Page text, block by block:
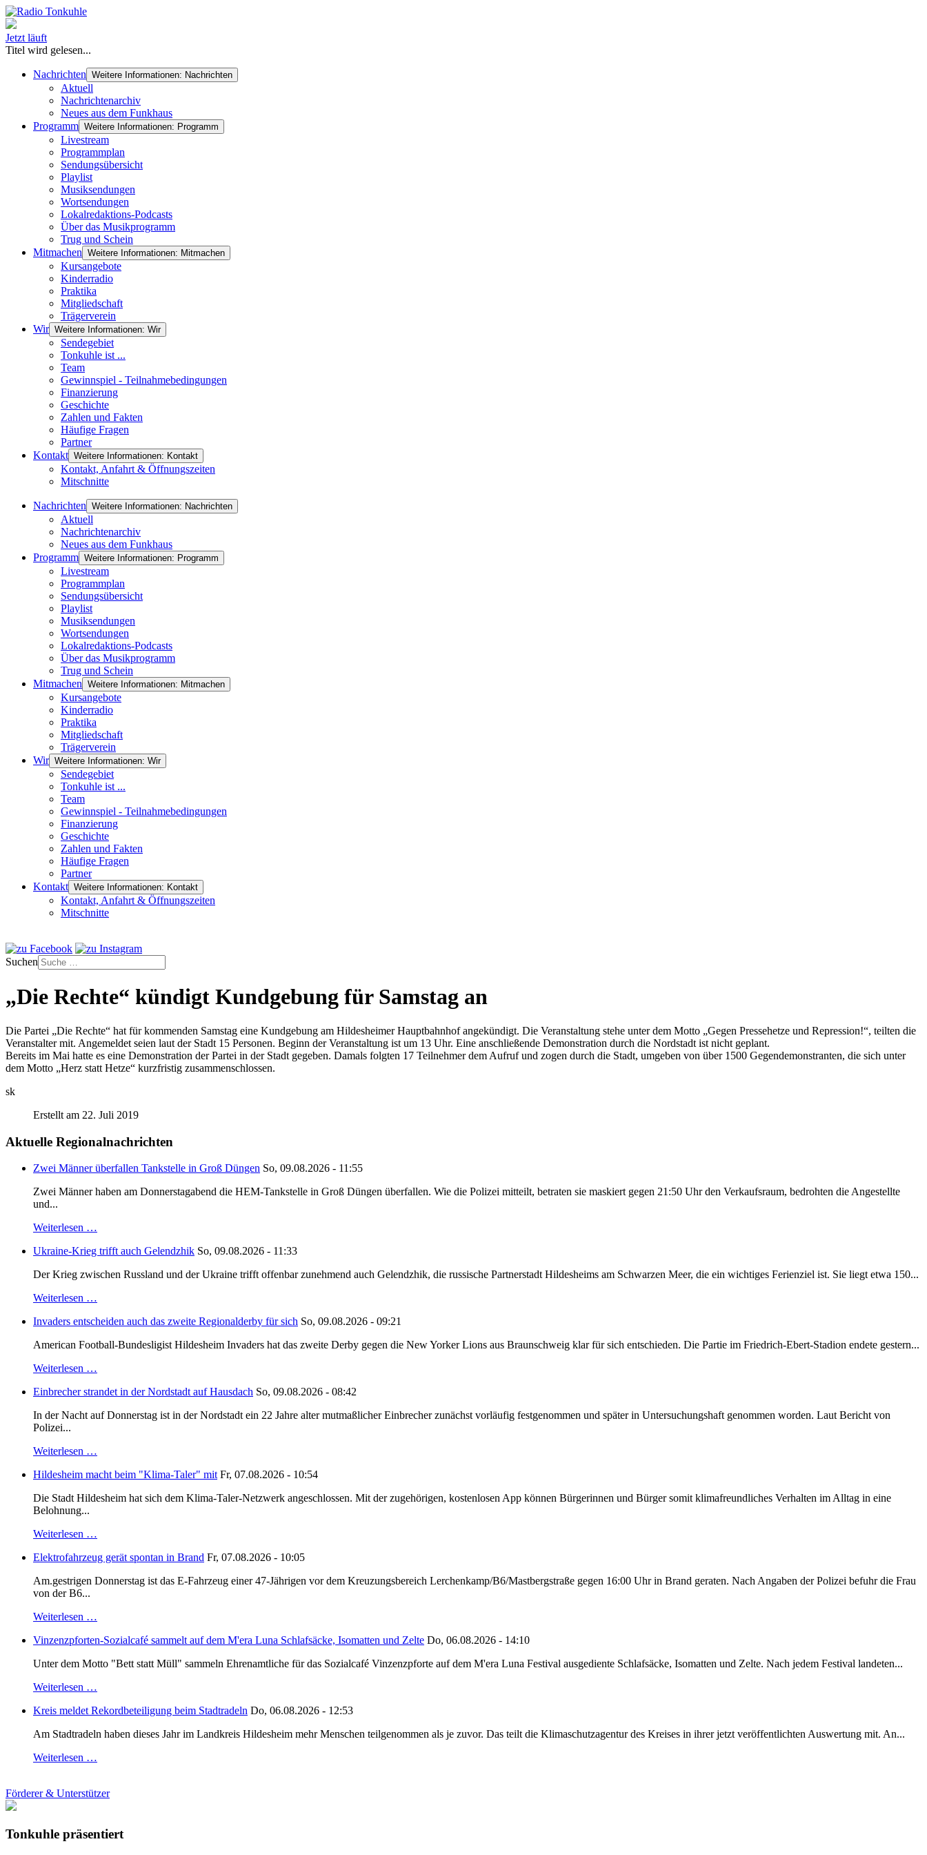
Jetzt läuft
Titel wird gelesen...
Nachrichten Weitere Informationen: Nachrichten
Aktuell
Nachrichtenarchiv
Neues aus dem Funkhaus
Programm Weitere Informationen: Programm
Livestream
Programmplan
Sendungsübersicht
Playlist
Musiksendungen
Wortsendungen
Lokalredaktions-Podcasts
Über das Musikprogramm
Trug und Schein
Mitmachen Weitere Informationen: Mitmachen
Kursangebote
Kinderradio
Praktika
Mitgliedschaft
Trägerverein
Wir Weitere Informationen: Wir
Sendegebiet
Tonkuhle ist ...
Team
Gewinnspiel - Teilnahmebedingungen
Finanzierung
Geschichte
Zahlen und Fakten
Häufige Fragen
Partner
Kontakt Weitere Informationen: Kontakt
Kontakt, Anfahrt & Öffnungszeiten
Mitschnitte
Nachrichten Weitere Informationen: Nachrichten
Aktuell
Nachrichtenarchiv
Neues aus dem Funkhaus
Programm Weitere Informationen: Programm
Livestream
Programmplan
Sendungsübersicht
Playlist
Musiksendungen
Wortsendungen
Lokalredaktions-Podcasts
Über das Musikprogramm
Trug und Schein
Mitmachen Weitere Informationen: Mitmachen
Kursangebote
Kinderradio
Praktika
Mitgliedschaft
Trägerverein
Wir Weitere Informationen: Wir
Sendegebiet
Tonkuhle ist ...
Team
Gewinnspiel - Teilnahmebedingungen
Finanzierung
Geschichte
Zahlen und Fakten
Häufige Fragen
Partner
Kontakt Weitere Informationen: Kontakt
Kontakt, Anfahrt & Öffnungszeiten
Mitschnitte
Suchen
„Die Rechte“ kündigt Kundgebung für Samstag an
Die Partei „Die Rechte“ hat für kommenden Samstag eine Kundgebung am Hildesheimer Hauptbahnhof angekündigt. Die Veranstaltung stehe unter dem Motto „Gegen Pressehetze und Repression!“, teilten die
Veranstalter mit. Angemeldet seien laut der Stadt 15 Personen. Beginn der Veranstaltung ist um 13 Uhr. Eine anschließende Demonstration durch die Nordstadt ist nicht geplant.
Bereits im Mai hatte es eine Demonstration der Partei in der Stadt gegeben. Damals folgten 17 Teilnehmer dem Aufruf und zogen durch die Stadt, umgeben von über 1500 Gegendemonstranten, die sich unter
dem Motto „Herz statt Hetze“ kurzfristig zusammenschlossen.
sk
Erstellt am 22. Juli 2019
Aktuelle Regionalnachrichten
Zwei Männer überfallen Tankstelle in Groß Düngen So, 09.08.2026 - 11:55
Zwei Männer haben am Donnerstagabend die HEM-Tankstelle in Groß Düngen überfallen. Wie die Polizei mitteilt, betraten sie maskiert gegen 21:50 Uhr den Verkaufsraum, bedrohten die Angestellte
und...
Weiterlesen …
Ukraine-Krieg trifft auch Gelendzhik So, 09.08.2026 - 11:33
Der Krieg zwischen Russland und der Ukraine trifft offenbar zunehmend auch Gelendzhik, die russische Partnerstadt Hildesheims am Schwarzen Meer, die ein wichtiges Ferienziel ist. Sie liegt etwa 150...
Weiterlesen …
Invaders entscheiden auch das zweite Regionalderby für sich So, 09.08.2026 - 09:21
American Football-Bundesligist Hildesheim Invaders hat das zweite Derby gegen die New Yorker Lions aus Braunschweig klar für sich entschieden. Die Partie im Friedrich-Ebert-Stadion endete gestern...
Weiterlesen …
Einbrecher strandet in der Nordstadt auf Hausdach So, 09.08.2026 - 08:42
In der Nacht auf Donnerstag ist in der Nordstadt ein 22 Jahre alter mutmaßlicher Einbrecher zunächst vorläufig festgenommen und später in Untersuchungshaft genommen worden. Laut Bericht von
Polizei...
Weiterlesen …
Hildesheim macht beim "Klima-Taler" mit Fr, 07.08.2026 - 10:54
Die Stadt Hildesheim hat sich dem Klima-Taler-Netzwerk angeschlossen. Mit der zugehörigen, kostenlosen App können Bürgerinnen und Bürger somit klimafreundliches Verhalten im Alltag in eine
Belohnung...
Weiterlesen …
Elektrofahrzeug gerät spontan in Brand Fr, 07.08.2026 - 10:05
Am.gestrigen Donnerstag ist das E-Fahrzeug einer 47-Jährigen vor dem Kreuzungsbereich Lerchenkamp/B6/Mastbergstraße gegen 16:00 Uhr in Brand geraten. Nach Angaben der Polizei befuhr die Frau
von der B6...
Weiterlesen …
Vinzenzpforten-Sozialcafé sammelt auf dem M'era Luna Schlafsäcke, Isomatten und Zelte Do, 06.08.2026 - 14:10
Unter dem Motto "Bett statt Müll" sammeln Ehrenamtliche für das Sozialcafé Vinzenzpforte auf dem M'era Luna Festival ausgediente Schlafsäcke, Isomatten und Zelte. Nach jedem Festival landeten...
Weiterlesen …
Kreis meldet Rekordbeteiligung beim Stadtradeln Do, 06.08.2026 - 12:53
Am Stadtradeln haben dieses Jahr im Landkreis Hildesheim mehr Menschen teilgenommen als je zuvor. Das teilt die Klimaschutzagentur des Kreises in ihrer jetzt veröffentlichten Auswertung mit. An...
Weiterlesen …
Förderer & Unterstützer
Tonkuhle präsentiert